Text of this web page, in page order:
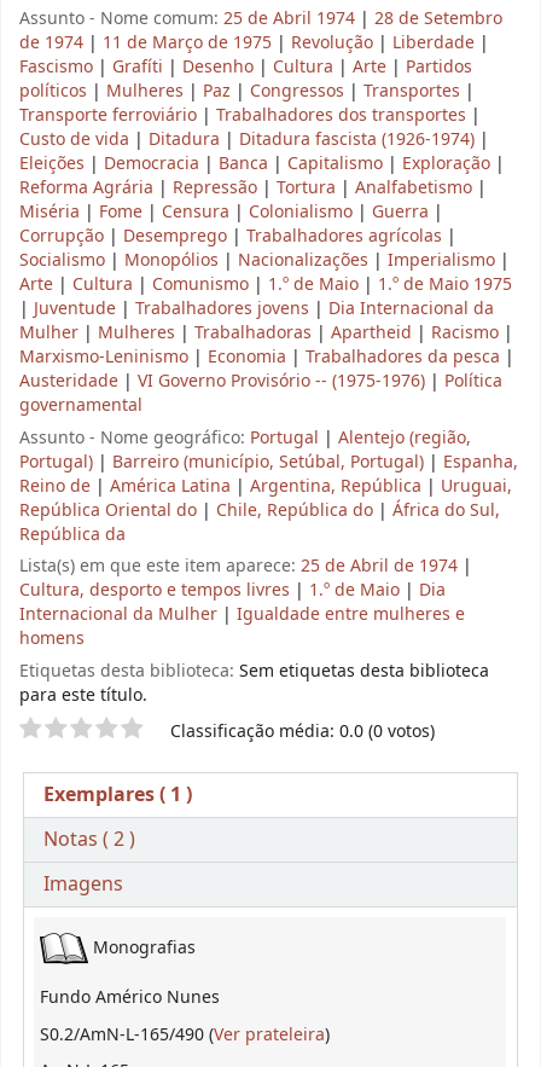
Assunto - Nome comum: 25 de Abril 1974 | 28 de Setembro
de 1974 | 11 de Março de 1975 | Revolução | Liberdade |
Fascismo | Grafíti | Desenho | Cultura | Arte | Partidos
políticos | Mulheres | Paz | Congressos | Transportes |
Transporte ferroviário | Trabalhadores dos transportes |
Custo de vida | Ditadura | Ditadura fascista (1926-1974) |
Eleições | Democracia | Banca | Capitalismo | Exploração |
Reforma Agrária | Repressão | Tortura | Analfabetismo |
Miséria | Fome | Censura | Colonialismo | Guerra |
Corrupção | Desemprego | Trabalhadores agrícolas |
Socialismo | Monopólios | Nacionalizações | Imperialismo |
Arte | Cultura | Comunismo | 1.º de Maio | 1.º de Maio 1975
| Juventude | Trabalhadores jovens | Dia Internacional da
Mulher | Mulheres | Trabalhadoras | Apartheid | Racismo |
Marxismo-Leninismo | Economia | Trabalhadores da pesca |
Austeridade | VI Governo Provisório -- (1975-1976) | Política
governamental
Assunto - Nome geográfico: Portugal | Alentejo (região,
Portugal) | Barreiro (município, Setúbal, Portugal) | Espanha,
Reino de | América Latina | Argentina, República | Uruguai,
República Oriental do | Chile, República do | África do Sul,
República da
Lista(s) em que este item aparece: 25 de Abril de 1974 |
Cultura, desporto e tempos livres | 1.º de Maio | Dia
Internacional da Mulher | Igualdade entre mulheres e
homens
Etiquetas desta biblioteca: Sem etiquetas desta biblioteca
para este título.
Pontuação Classificação média: 0.0 (0 votos)
Exemplares( 1 )
Notas ( 2 )
Imagens
Exemplares
Monografias
Fundo Américo Nunes
S0.2/AmN-L-165/490 (Ver prateleira(Abre abaixo)
)